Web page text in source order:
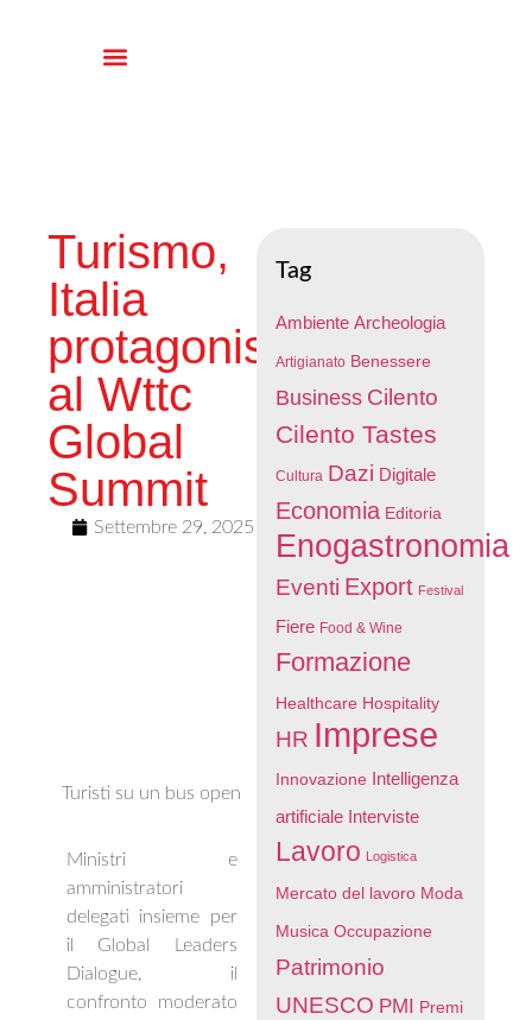
Turismo,
Italia
protagonista
al Wttc
Global
Summit
Settembre 29, 2025
Turisti su un bus open
Ministri e
amministratori
delegati insieme per
il Global Leaders
Dialogue, il
confronto moderato
Tag
Ambiente Archeologia
Artigianato Benessere
Business Cilento
Cilento Tastes
Cultura Dazi Digitale
Economia Editoria
Enogastronomia
Eventi Export Festival
Fiere Food & Wine
Formazione
Healthcare Hospitality
HR Imprese
Innovazione Intelligenza
artificiale Interviste
Lavoro Logistica
Mercato del lavoro Moda
Musica Occupazione
Patrimonio
UNESCO PMI Premi